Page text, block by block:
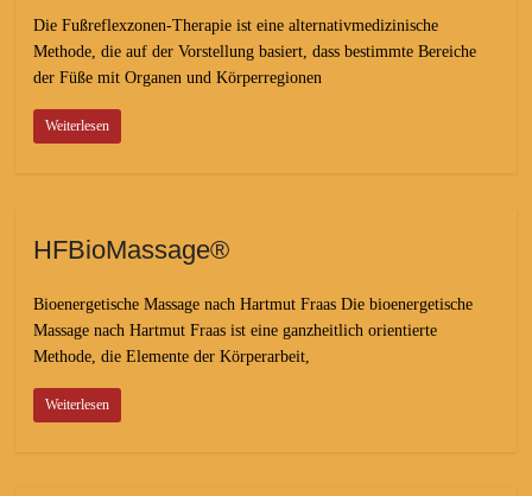
Die Fußreflexzonen-Therapie ist eine alternativmedizinische
Methode, die auf der Vorstellung basiert, dass bestimmte Bereiche
der Füße mit Organen und Körperregionen
Weiterlesen
HFBioMassage®
Bioenergetische Massage nach Hartmut Fraas Die bioenergetische
Massage nach Hartmut Fraas ist eine ganzheitlich orientierte
Methode, die Elemente der Körperarbeit,
Weiterlesen